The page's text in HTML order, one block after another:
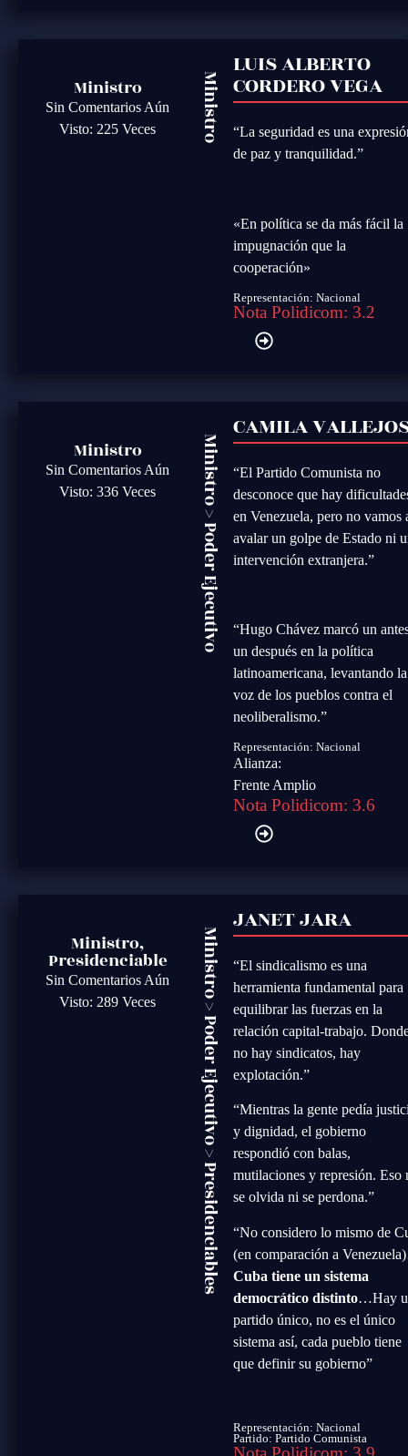
Ministro
Sin Comentarios Aún
Visto: 225 Veces
Ministro
LUIS ALBERTO
CORDERO VEGA
“La seguridad es una
de paz y tranquilidad.”
«En política se da más fácil la
impugnación que la
cooperación»
Representación: Nacional
Nota Polidicom: 3.2
Ministro
Sin Comentarios Aún
Visto: 336 Veces
Ministro
>
Poder Ejecutivo
CAMILA
“El Partido Comunista no
desconoce que hay
en Venezuela, pero no vamos
avalar un golpe de Estado ni
intervención extranjera.”
“Hugo Chávez marcó un
un después en la política
latinoamericana, levantando la
voz de los pueblos contra el
neoliberalismo.”
Representación: Nacional
Alianza:
Frente Amplio
Nota Polidicom: 3.6
Ministro,
Presidenciable
Sin Comentarios Aún
Visto: 289 Veces
Ministro
>
Poder Ejecutivo
>
Presidenciables
JANET JARA
“El sindicalismo es una
herramienta fundamental para
equilibrar las fuerzas en la
relación capital-trabajo.
no hay sindicatos, hay
explotación.”
“Mientras la gente pedía
y dignidad, el gobierno
respondió con balas,
mutilaciones y represión. Eso
se olvida ni se perdona.”
“No considero lo mismo de
(en comparación a
Cuba tiene un sistema
democrático distinto…Hay
partido único, no es el único
sistema así, cada pueblo tiene
que definir su gobierno”
Representación: Nacional
Partido:Partido Comunista